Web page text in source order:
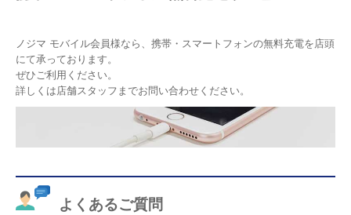
ノジマ モバイル会員様なら、携帯・スマートフォンの無料充電を店頭
にて承っております。
ぜひご利用ください。
詳しくは店舗スタッフまでお問い合わせください。
よくあるご質問